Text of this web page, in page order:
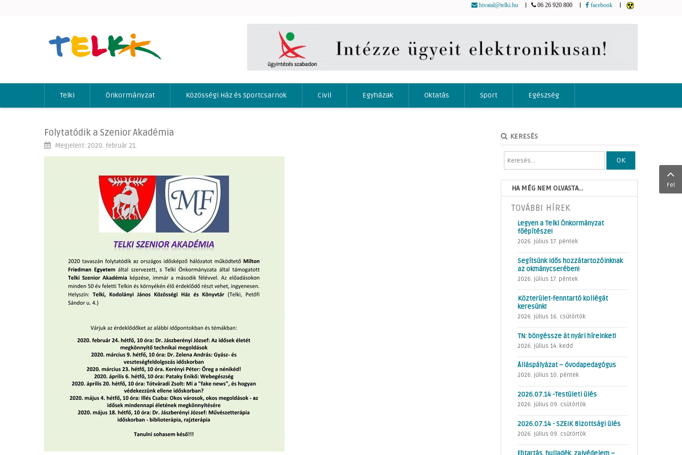
hivatal@telki.hu 06 26 920 800 facebook
Telki Önkormányzat Közösségi Ház és Sportcsarnok Civil Egyházak Oktatás Sport Egészség
Folytatódik a Szenior Akadémia
Megjelent: 2020. február 21.
KERESÉS
OK
HA MÉG NEM OLVASTA...
TOVÁBBI HÍREK
Legyen a Telki Önkormányzat
főépítésze!
2026. július 17. péntek
Segítsünk idős hozzátartozóinknak
az okmánycserében!
2026. július 17. péntek
Közterület-fenntartó kollégát
keresünk!
2026. július 16. csütörtök
TN: böngéssze át nyári híreinket!
2026. július 14. kedd
Álláspályázat – óvodapedagógus
2026. július 10. péntek
2026.07.14 -Testületi ülés
2026. július 09. csütörtök
2026.07.14 - SZEIK Bizottsági ülés
2026. július 09. csütörtök
Ebtartás, hulladék, zajvédelem –
Fel